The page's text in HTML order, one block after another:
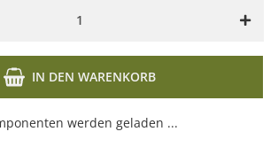
IN DEN WARENKORB
werden geladen ...